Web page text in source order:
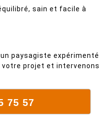
sain et facile à
paysagiste expérimenté
votre projet et intervenons
75 57